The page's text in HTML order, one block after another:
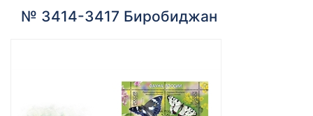
№ 3414-3417 Биробиджан